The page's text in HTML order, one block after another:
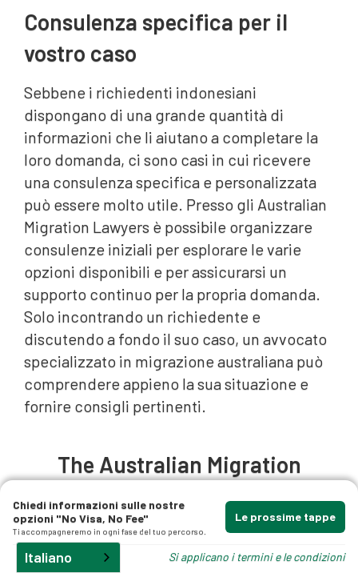
Consulenza specifica per il
vostro caso
Sebbene i richiedenti indonesiani
dispongano di una grande quantità di
informazioni che li aiutano a completare la
loro domanda, ci sono casi in cui ricevere
una consulenza specifica e personalizzata
può essere molto utile. Presso gli Australian
Migration Lawyers è possibile organizzare
consulenze iniziali per esplorare le varie
opzioni disponibili e per assicurarsi un
supporto continuo per la propria domanda.
Solo incontrando un richiedente e
discutendo a fondo il suo caso, un avvocato
specializzato in migrazione australiana può
comprendere appieno la sua situazione e
fornire consigli pertinenti.
The Australian Migration
Lawyers Difference
Chiedi informazioni sulle nostre
opzioni "No Visa, No Fee"
Ti accompagneremo in ogni fase del tuo percorso.
Le prossime tappe
Si applicano i termini e le condizioni
Italiano